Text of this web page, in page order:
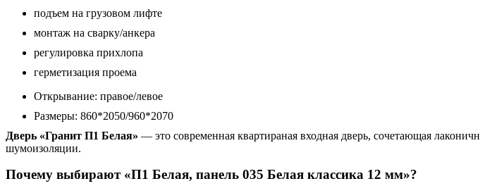
подъем на грузовом лифте
монтаж на сварку/анкера
регулировка прихлопа
герметизация проема
Открывание: правое/левое
Размеры: 860*2050/960*2070
Дверь «Гранит П1 Белая» — это современная квартираная входная дверь, сочетающая
шумоизоляции.
Почему выбирают «П1 Белая, панель 035 Белая классика 12 мм»?